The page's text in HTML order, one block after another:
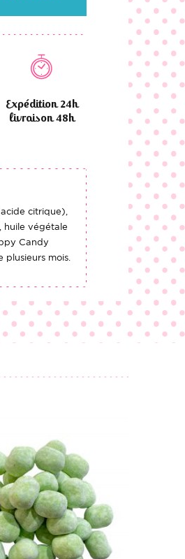
Expédition 24h
livraison 48h
citrique),
huile végétale
Candy
plusieurs mois.